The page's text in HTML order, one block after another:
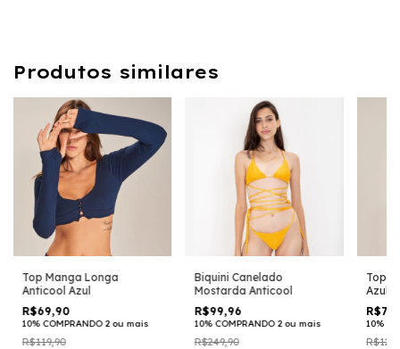
Produtos similares
Top Manga Longa
Anticool Azul
R$69,90
10% COMPRANDO 2 ou mais
R$119,90
Biquini Canelado
Mostarda Anticool
R$99,96
10% COMPRANDO 2 ou mais
R$249,90
Top
Azul
10%